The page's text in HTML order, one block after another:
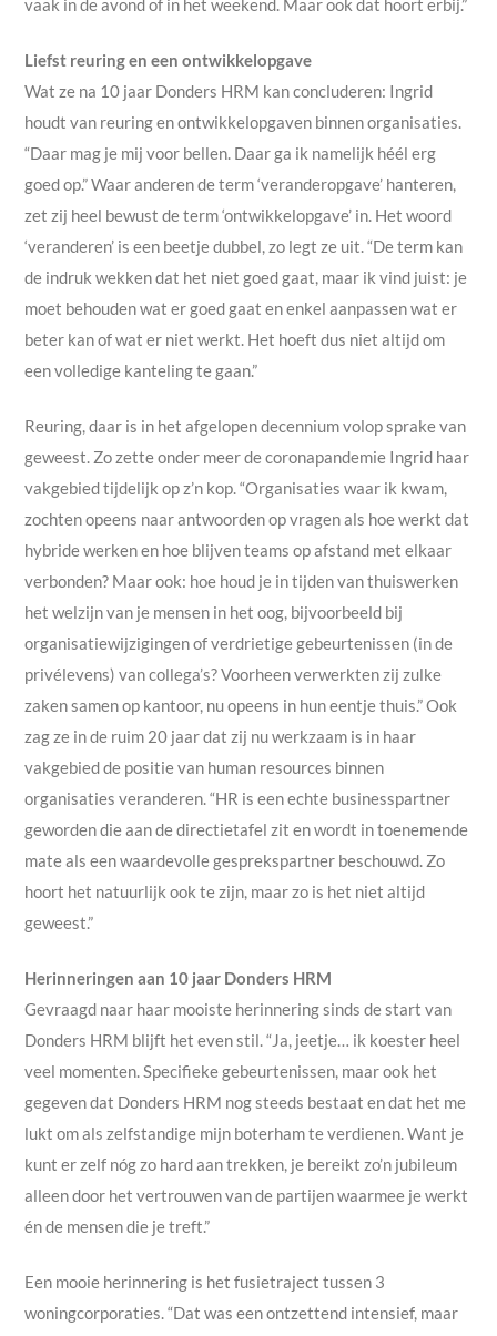
vaak in de avond of in het weekend. Maar ook dat hoort erbij.”
Liefst reuring en een ontwikkelopgave
Wat ze na 10 jaar Donders HRM kan concluderen: Ingrid
houdt van reuring en ontwikkelopgaven binnen organisaties.
“Daar mag je mij voor bellen. Daar ga ik namelijk héél erg
goed op.” Waar anderen de term ‘veranderopgave’ hanteren,
zet zij heel bewust de term ‘ontwikkelopgave’ in. Het woord
‘veranderen’ is een beetje dubbel, zo legt ze uit. “De term kan
de indruk wekken dat het niet goed gaat, maar ik vind juist: je
moet behouden wat er goed gaat en enkel aanpassen wat er
beter kan of wat er niet werkt. Het hoeft dus niet altijd om
een volledige kanteling te gaan.”
Reuring, daar is in het afgelopen decennium volop sprake van
geweest. Zo zette onder meer de coronapandemie Ingrid haar
vakgebied tijdelijk op z’n kop. “Organisaties waar ik kwam,
zochten opeens naar antwoorden op vragen als hoe werkt dat
hybride werken en hoe blijven teams op afstand met elkaar
verbonden? Maar ook: hoe houd je in tijden van thuiswerken
het welzijn van je mensen in het oog, bijvoorbeeld bij
organisatiewijzigingen of verdrietige gebeurtenissen (in de
privélevens) van collega’s? Voorheen verwerkten zij zulke
zaken samen op kantoor, nu opeens in hun eentje thuis.” Ook
zag ze in de ruim 20 jaar dat zij nu werkzaam is in haar
vakgebied de positie van human resources binnen
organisaties veranderen. “HR is een echte businesspartner
geworden die aan de directietafel zit en wordt in toenemende
mate als een waardevolle gesprekspartner beschouwd. Zo
hoort het natuurlijk ook te zijn, maar zo is het niet altijd
geweest.”
Herinneringen aan 10 jaar Donders HRM
Gevraagd naar haar mooiste herinnering sinds de start van
Donders HRM blijft het even stil. “Ja, jeetje… ik koester heel
veel momenten. Specifieke gebeurtenissen, maar ook het
gegeven dat Donders HRM nog steeds bestaat en dat het me
lukt om als zelfstandige mijn boterham te verdienen. Want je
kunt er zelf nóg zo hard aan trekken, je bereikt zo’n jubileum
alleen door het vertrouwen van de partijen waarmee je werkt
én de mensen die je treft.”
Een mooie herinnering is het fusietraject tussen 3
woningcorporaties. “Dat was een ontzettend intensief, maar